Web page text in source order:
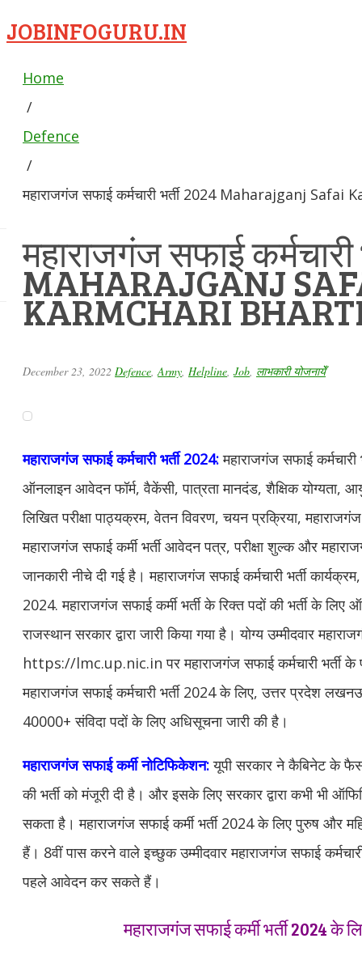
JOBINFOGURU.IN
Home
/
Defence
/
महाराजगंज सफाई कर्मचारी भर्ती 2024 Maharajganj
महाराजगंज सफाई कर्मचारी
MAHARAJGANJ
KARMCHARI
December 23, 2022 Defence Army Helpline Job लाभकारी योजनायेँ
महाराजगंजसफाई कर्मचारी भर्ती 2024:महाराजगंज सफाई कर्मचारी
ऑनलाइन आवेदन फॉर्म, वैकेंसी, पात्रता मानदंड, शैक्षिक
लिखित परीक्षा पाठ्यक्रम, वेतन विवरण, चयन प्रक्रिया,
महाराजगंज सफाई कर्मी भर्ती आवेदन पत्र, परीक्षा शुल्क और
जानकारी नीचे दी गई है। महाराजगंज सफाई कर्मचारी भर्ती
2024. महाराजगंज सफाई कर्मी भर्ती के रिक्त पदों की भर्ती के
राजस्थान सरकार द्वारा जारी किया गया है। योग्य उम्मीदवार
https://lmc.up.nic.in पर महाराजगंज सफाई कर्मचारी
महाराजगंज सफाई कर्मचारी भर्ती 2024 के लिए, उत्तर प्रदेश लखनऊ
40000+ संविदा पदों के लिए अधिसूचना जारी की है।
महाराजगंजसफाई कर्मी नोटिफिकेशन:यूपी सरकार ने कैबिनेट के
की भर्ती को मंजूरी दी है। और इसके लिए सरकार द्वारा कभी भी
सकता है। महाराजगंज सफाई कर्मी भर्ती 2024 के लिए पुरुष और
हैं। 8वीं पास करने वाले इच्छुक उम्मीदवार महाराजगंज सफाई
पहले आवेदन कर सकते हैं।
महाराजगंज सफाई कर्मी भर्ती 2024 के